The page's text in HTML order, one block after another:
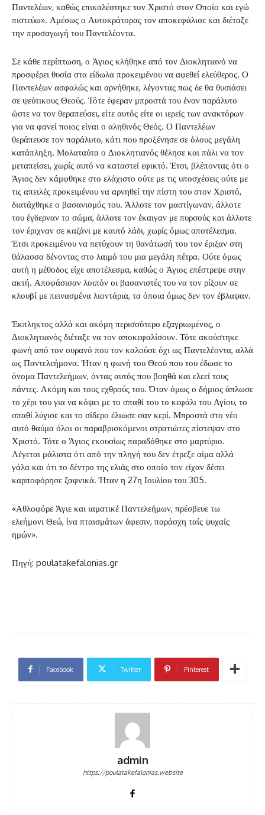
Παντελέων, καθώς επικαλέστηκε τον Χριστό στον Οποίο και εγώ
πιστεύω». Αμέσως ο Αυτοκράτορας τον αποκεφάλισε και διέταξε
την προσαγωγή του Παντελέοντα.
Σε κάθε περίπτωση, ο Άγιος κλήθηκε από τον Διοκλητιανό να
προσφέρει θυσία στα είδωλα προκειμένου να αφεθεί ελεύθερος. Ο
Παντελέων ασφαλώς και αρνήθηκε, λέγοντας πως δε θα θυσιάσει
σε ψεύτικους Θεούς. Τότε έφεραν μπροστά του έναν παράλυτο
ώστε να τον θεραπεύσει, είτε αυτός είτε οι ιερείς των ανακτόρων
για να φανεί ποιος είναι ο αληθινός Θεός. Ο Παντελέων
θεράπευσε τον παράλυτο, κάτι που προξένησε σε όλους μεγάλη
κατάπληξη. Μολαταύτα ο Διοκλητιανός θέλησε και πάλι να τον
μεταπείσει, χωρίς αυτό να καταστεί εφικτό. Έτσι, βλέποντας ότι ο
Άγιος δεν κάμφθηκε στο ελάχιστο ούτε με τις υποσχέσεις ούτε με
τις απειλές προκειμένου να αρνηθεί την πίστη του στον Χριστό,
διατάχθηκε ο βασανισμός του. Άλλοτε τον μαστίγωναν, άλλοτε
του έγδερναν το σώμα, άλλοτε τον έκαιγαν με πυρσούς και άλλοτε
τον έριχναν σε καζάνι με καυτό λάδι, χωρίς όμως αποτέλεσμα.
Έτσι προκειμένου να πετύχουν τη θανάτωσή του τον έριξαν στη
θάλασσα δένοντας στο λαιμό του μια μεγάλη πέτρα. Ούτε όμως
αυτή η μέθοδος είχε αποτέλεσμα, καθώς ο Άγιος επέστρεψε στην
ακτή. Αποφάσισαν λοιπόν οι βασανιστές του να τον ρίξουν σε
κλουβί με πεινασμένα λιοντάρια, τα όποια όμως δεν τον έβλαψαν.
Έκπληκτος αλλά και ακόμη περισσότερο εξαγριωμένος, ο
Διοκλητιανός διέταξε να τον αποκεφαλίσουν. Τότε ακούστηκε
φωνή από τον ουρανό που τον καλούσε όχι ως Παντελέοντα, αλλά
ως Παντελεήμονα. Ήταν η φωνή του Θεού που του έδωσε το
όνομα Παντελεήμων, όντας αυτός που βοηθά και ελεεί τους
πάντες. Ακόμη και τους εχθρούς του. Όταν όμως ο δήμιος άπλωσε
το χέρι του για να κόψει με το σπαθί του το κεφάλι του Αγίου, το
σπαθί λύγισε και το σίδερο έλιωσε σαν κερί. Μπροστά στο νέο
αυτό θαύμα όλοι οι παραβρισκόμενοι στρατιώτες πίστεψαν στο
Χριστό. Τότε ο Άγιος εκουσίως παραδόθηκε στο μαρτύριο.
Λέγεται μάλιστα ότι από την πληγή του δεν έτρεξε αίμα αλλά
γάλα και ότι το δέντρο της ελιάς στο οποίο τον είχαν δέσει
καρποφόρησε ξαφνικά. Ήταν η 27η Ιουλίου του 305.
«Αθλοφόρε Άγιε και ιαματικέ Παντελεήμων, πρέσβευε τω
ελεήμονι Θεώ, ίνα πταισμάτων άφεσιν, παράσχη ταίς ψυχαίς
ημών».
Πηγή: poulatakefalonias.gr
Facebook Twitter Pinterest
admin
https://poulatakefalonias.website